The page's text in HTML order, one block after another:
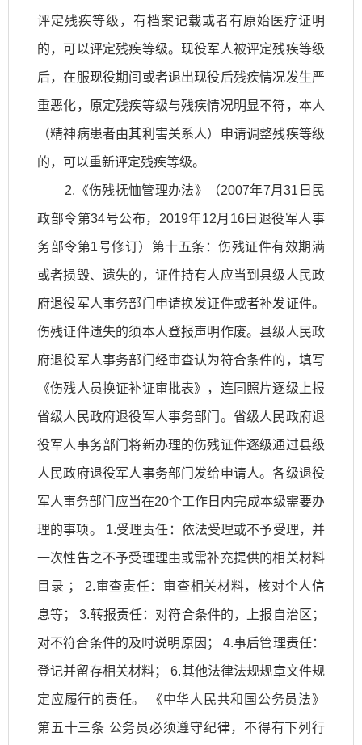
评定残疾等级，有档案记载或者有原始医疗证明
的，可以评定残疾等级。现役军人被评定残疾等级
后，在服现役期间或者退出现役后残疾情况发生严
重恶化，原定残疾等级与残疾情况明显不符，本人
（精神病患者由其利害关系人）申请调整残疾等级
的，可以重新评定残疾等级。
2.《伤残抚恤管理办法》（2007年7月31日民
政部令第34号公布，2019年12月16日退役军人事
务部令第1号修订）第十五条：伤残证件有效期满
或者损毁、遗失的，证件持有人应当到县级人民政
府退役军人事务部门申请换发证件或者补发证件。
伤残证件遗失的须本人登报声明作废。县级人民政
府退役军人事务部门经审查认为符合条件的，填写
《伤残人员换证补证审批表》，连同照片逐级上报
省级人民政府退役军人事务部门。省级人民政府退
役军人事务部门将新办理的伤残证件逐级通过县级
人民政府退役军人事务部门发给申请人。各级退役
军人事务部门应当在20个工作日内完成本级需要办
理的事项。 1.受理责任：依法受理或不予受理，并
一次性告之不予受理理由或需补充提供的相关材料
目录 ； 2.审查责任：审查相关材料，核对个人信
息等； 3.转报责任：对符合条件的，上报自治区；
对不符合条件的及时说明原因； 4.事后管理责任：
登记并留存相关材料； 6.其他法律法规规章文件规
定应履行的责任。 《中华人民共和国公务员法》
第五十三条 公务员必须遵守纪律，不得有下列行